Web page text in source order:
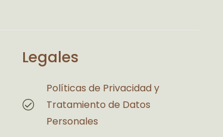
Legales
Políticas de Privacidad y
Tratamiento de Datos
Personales